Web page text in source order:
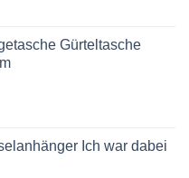
Gürteltasche
Ich war dabei